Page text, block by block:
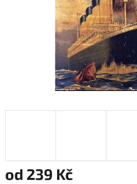
od 239 Kč